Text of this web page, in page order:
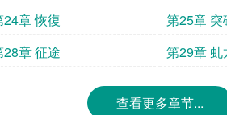
24章 恢復 第25章 突
28章 征途 第29章 虬
查看更多章节...